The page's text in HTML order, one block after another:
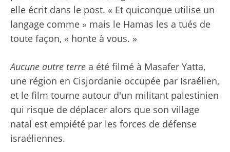
elle écrit dans le post. « Et quiconque utilise un
langage comme » mais le Hamas les a tués de
toute façon, « honte à vous. »
Aucune autre terre a été filmé à Masafer Yatta,
une région en Cisjordanie occupée par Israélien,
et le film tourne autour d'un militant palestinien
qui risque de déplacer alors que son village
natal est empiété par les forces de défense
israéliennes.